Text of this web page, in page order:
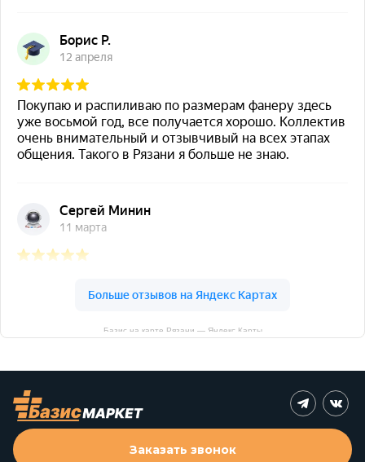
Базис на карте Рязани — Яндекс Карты
Заказать звонок